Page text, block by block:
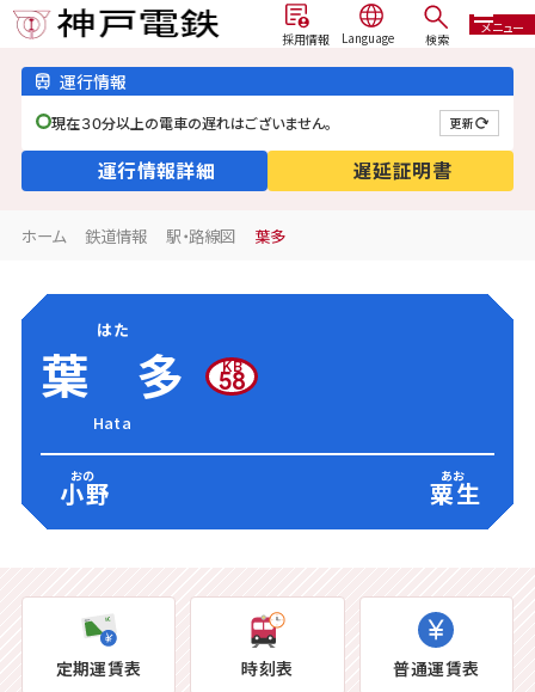
採用情報 検索
メニュー
運行情報
現在３０分以上の電車の遅れはございません。 更新
運行情報詳細 遅延証明書
ホーム 鉄道情報 駅・路線図 葉多
はた
葉多
Hata
KB
58
おの
小野
あお
粟生
定期運賃表 時刻表 普通運賃表